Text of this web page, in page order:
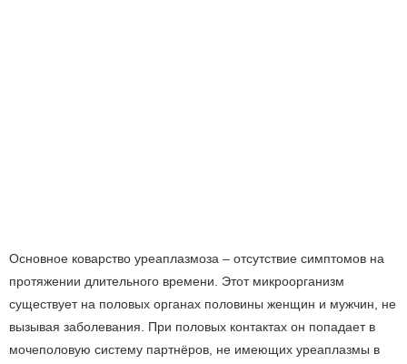
Основное коварство уреаплазмоза – отсутствие симптомов на
протяжении длительного времени. Этот микроорганизм
существует на половых органах половины женщин и мужчин, не
вызывая заболевания. При половых контактах он попадает в
мочеполовую систему партнёров, не имеющих уреаплазмы в